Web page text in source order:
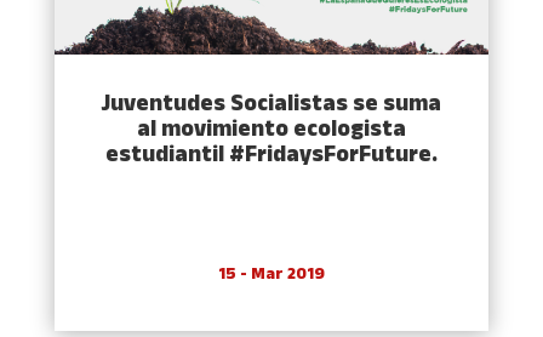
Juventudes Socialistas se suma
al movimiento ecologista
estudiantil #FridaysForFuture.
15 - Mar 2019